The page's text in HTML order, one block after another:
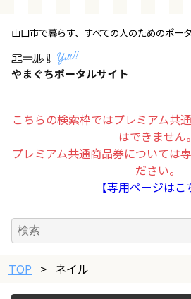
山口市で暮らす、すべての人のためのポー
こちらの検索枠ではプレミアム共
はできません。
プレミアム共通商品券については
ださい。
【専用ページはこ
トップページ
その他
求人情報
TOP > ネイル